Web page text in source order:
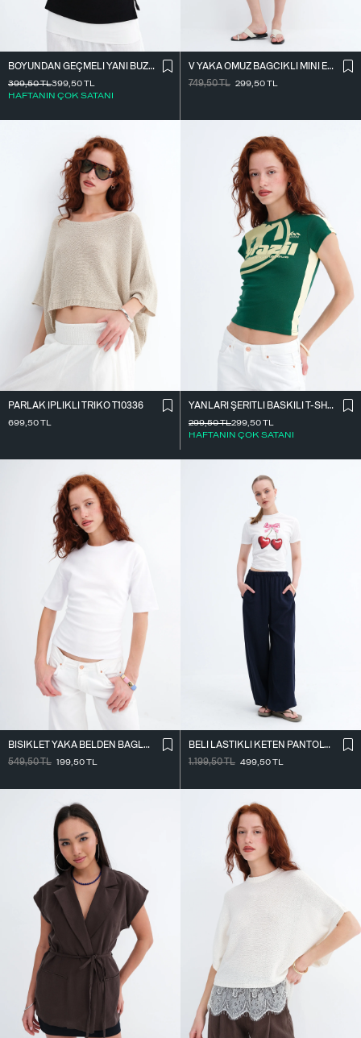
BOYUNDAN GEÇMELI YANI BÜZGÜLÜ BLUZ A390
399,50TL
HAFTANIN ÇOK SATANI
399,50TL
V YAKA OMUZ BAĞCIKLI MINI ELBISE E3394
749,50TL 299,50TL
PARLAK İ̇PLIKLI TRIKO T10336
699,50TL
YANLARI ŞERITLI BASKILI T-SHIRT P9035
299,50TL
HAFTANIN ÇOK SATANI
299,50TL
BISIKLET YAKA BELDEN BAĞLAMALI T-SHIRT P261071
549,50TL 199,50TL
BELI LASTIKLI KETEN PANTOLON PN18273
1.199,50TL 499,50TL